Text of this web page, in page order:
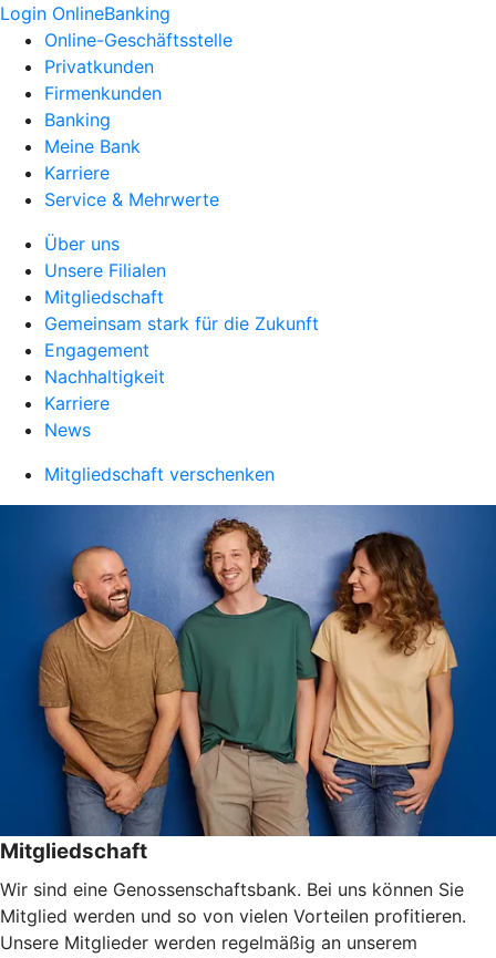
Login OnlineBanking
Online-Geschäftsstelle
Privatkunden
Firmenkunden
Banking
Meine Bank
Karriere
Service & Mehrwerte
Über uns
Unsere Filialen
Mitgliedschaft
Gemeinsam stark für die Zukunft
Engagement
Nachhaltigkeit
Karriere
News
Mitgliedschaft verschenken
Mitgliedschaft
Wir sind eine Genossenschaftsbank. Bei uns können Sie
Mitglied werden und so von vielen Vorteilen profitieren.
Unsere Mitglieder werden regelmäßig an unserem